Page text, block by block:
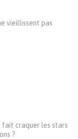
vieillissent pas
fait craquer les stars
?